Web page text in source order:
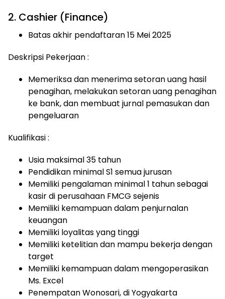
2. Cashier (Finance)
Batas akhir pendaftaran 15 Mei 2025
Deskripsi Pekerjaan :
Memeriksa dan menerima setoran uang hasil
penagihan, melakukan setoran uang penagihan
ke bank, dan membuat jurnal pemasukan dan
pengeluaran
Kualifikasi :
Usia maksimal 35 tahun
Pendidikan minimal S1 semua jurusan
Memiliki pengalaman minimal 1 tahun sebagai
kasir di perusahaan FMCG sejenis
Memiliki kemampuan dalam penjurnalan
keuangan
Memiliki loyalitas yang tinggi
Memiliki ketelitian dan mampu bekerja dengan
target
Memiliki kemampuan dalam mengoperasikan
Ms. Excel
Penempatan Wonosari, di Yogyakarta